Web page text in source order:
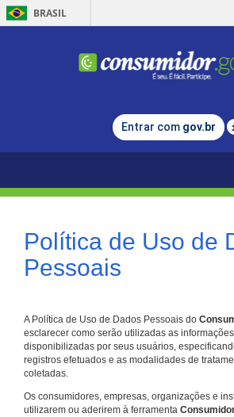
BRASIL
Entrar com gov.br
Política de Uso de
Pessoais
A Política de Uso de Dados Pessoais do
esclarecer como serão utilizadas as
disponibilizadas por seus usuários,
registros efetuados e as modalidades de
coletadas.
Os consumidores, empresas, organizações e
utilizarem ou aderirem à ferramenta